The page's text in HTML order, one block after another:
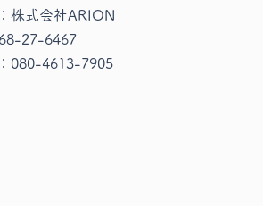
株式会社ARION
27-6467
080-4613-7905